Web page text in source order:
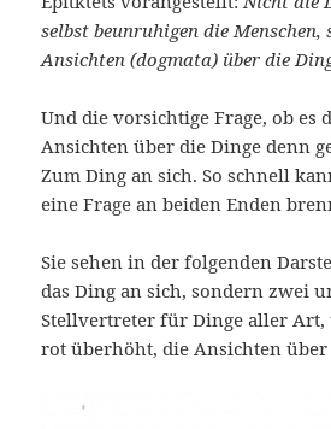
selbst beunruhigen die Menschen,
Ansichten (dogmata) über die
Und die vorsichtige Frage, ob es
Ansichten über die Dinge denn
Zum Ding an sich. So schnell
eine Frage an beiden Enden
Sie sehen in der folgenden
das Ding an sich, sondern zwei
Stellvertreter für Dinge aller Art,
rot überhöht, die Ansichten über